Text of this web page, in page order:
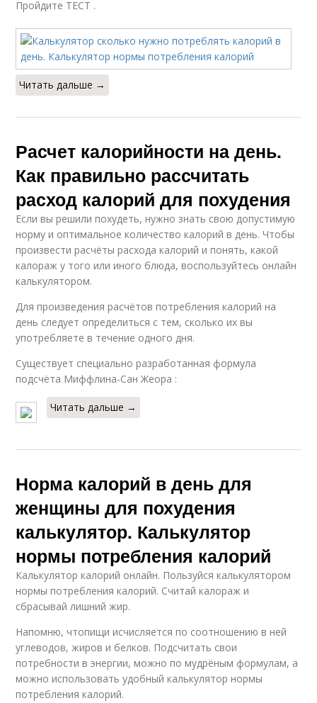
Пройдите ТЕСТ .
Читать дальше →
Расчет калорийности на день.
Как правильно рассчитать
расход калорий для похудения
Если вы решили похудеть, нужно знать свою допустимую
норму и оптимальное количество калорий в день. Чтобы
произвести расчёты расхода калорий и понять, какой
калораж у того или иного блюда, воспользуйтесь онлайн
калькулятором.
Для произведения расчётов потребления калорий на
день следует определиться с тем, сколько их вы
употребляете в течение одного дня.
Существует специально разработанная формула
подсчёта Миффлина-Сан Жеора :
Читать дальше →
Норма калорий в день для
женщины для похудения
калькулятор. Калькулятор
нормы потребления калорий
Калькулятор калорий онлайн. Пользуйся калькулятором
нормы потребления калорий. Считай калораж и
сбрасывай лишний жир.
Напомню, чтопищи исчисляется по соотношению в ней
углеводов, жиров и белков. Подсчитать свои
потребности в энергии, можно по мудрёным формулам, а
можно использовать удобный калькулятор нормы
потребления калорий.